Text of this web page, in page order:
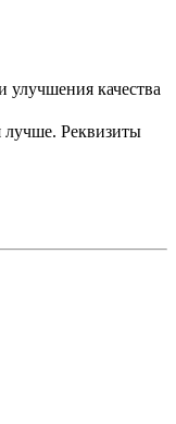
улучшения качества
лучше. Реквизиты